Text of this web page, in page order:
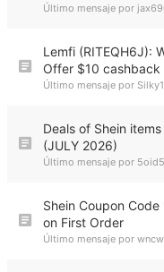
Último mensaje por
Lemfi (RITEQH6J):
Offer $10 cashback
Último mensaje por
Deals of Shein
(JULY 2026)
Último mensaje por
Shein Coupon
on First Order
Último mensaje por